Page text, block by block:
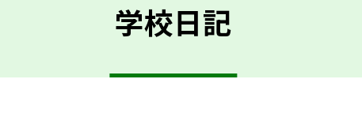
学校日記